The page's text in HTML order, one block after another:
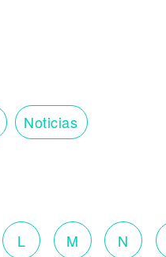
Noticias
L M N